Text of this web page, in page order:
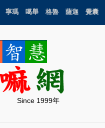
寧瑪 噶舉 格魯 薩迦 覺囊
Since 1999年